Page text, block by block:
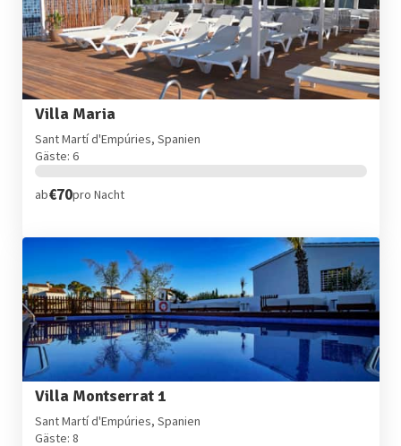
Villa Maria
Sant Martí d'Empúries, Spanien
Gäste: 6
ab€70pro Nacht
Villa Montserrat 1
Sant Martí d'Empúries, Spanien
Gäste: 8